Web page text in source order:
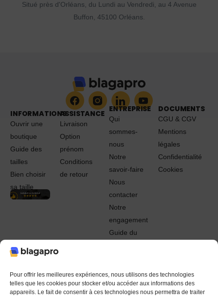
Pour offrir les meilleures expériences, nous utilisons des technologies
telles que les cookies pour stocker et/ou accéder aux informations des
appareils. Le fait de consentir à ces technologies nous permettra de traiter
Situé près d'Orléans, du Lundi au Vendredi, au 4 Avenue
Buffon, 45100 Orléans.
INFORMATIONS
Ouvrir une
boutique
Guide des
tailles
Bien choisir
sa taille
ASSISTANCE
Livraison
Option
prénom
Conditions
de retour
ENTREPRISE
Qui
sommes-
nous
Notre
savoir-faire
Nous
contacter
Notre
engagement
Guide du
DOCUMENTS
CGU & CGV
Mentions
légales
Confidentialité
Cookies
© 2022 - 2024 Blagapro. Tous droits réservés. Textiles
personnalisés à Orléans